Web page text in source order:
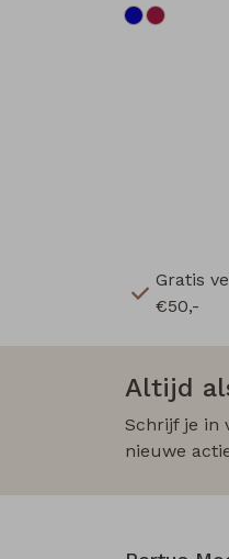
Gratis
€50,-
Altijd
Schrijf je in
nieuwe